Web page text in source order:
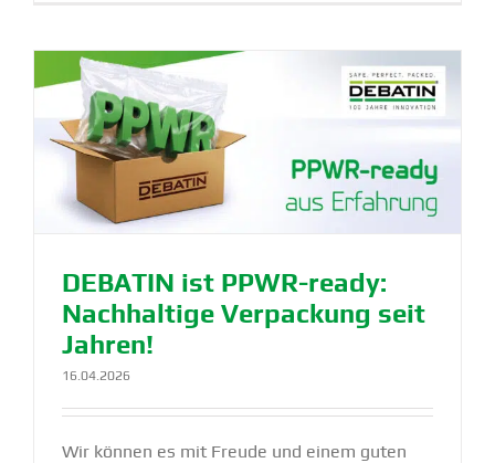
DEBATIN ist PPWR-ready:
Nachhaltige Verpa­ckung seit
Jahren!
16.04.2026
Wir können es mit Freude und einem guten